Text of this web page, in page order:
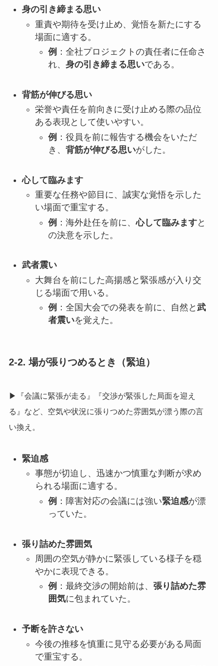
身の引き締まる思い
重責や期待を受け止め、覚悟を新たにする
場面に適する。
例 ：全社プロジェクトの責任者に任命さ
れ、 身の引き締まる思いである。
背筋が伸びる思い
栄誉や責任を前向きに受け止める際の品位
ある表現として使いやすい。
例 ：役員を前に報告する機会をいただ
き、 背筋が伸びる思いがした。
心して臨みます
重要な任務や節目に、誠実な覚悟を示した
い場面で重宝する。
例 ：海外赴任を前に、心して臨みますと
の決意を示した。
武者震い
大舞台を前にした高揚感と緊張感が入り交
じる場面で用いる。
例 ：全国大会での発表を前に、自然と 武
者震いを覚えた。
2-2. 場が張りつめるとき（緊迫）
▶『会議に緊張が走る』『交渉が緊張した局面を迎え
る』など、空気や状況に張りつめた雰囲気が漂う際の言
い換え。
緊迫感
事態が切迫し、迅速かつ慎重な判断が求め
られる場面に適する。
例 ：障害対応の会議には強い緊迫感が漂
っていた。
張り詰めた雰囲気
周囲の空気が静かに緊張している様子を穏
やかに表現できる。
例 ：最終交渉の開始前は、 張り詰めた雰
囲気に包まれていた。
予断を許さない
今後の推移を慎重に見守る必要がある局面
で重宝する。